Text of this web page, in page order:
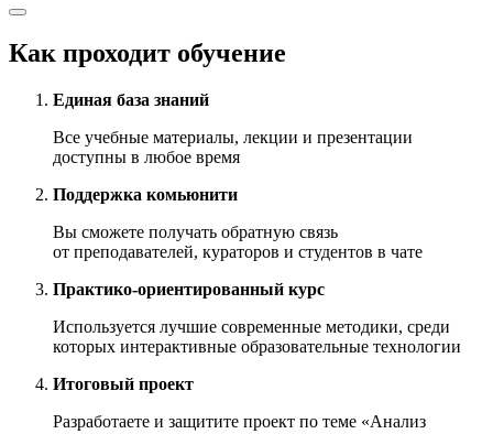
Как проходит обучение
Единая база знаний
Все учебные материалы, лекции и презентации
доступны в любое время
Поддержка комьюнити
Вы сможете получать обратную связь
от преподавателей, кураторов и студентов в чате
Практико-ориентированный курс
Используется лучшие современные методики, среди
которых интерактивные образовательные технологии
Итоговый проект
Разработаете и защитите проект по теме «Анализ